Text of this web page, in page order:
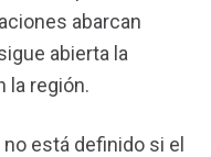
abarcan
abierta la
la región.
está definido si el